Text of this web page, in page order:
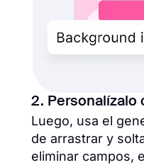
2. Personalízalo
Luego, usa el
de arrastrar y
eliminar campos,